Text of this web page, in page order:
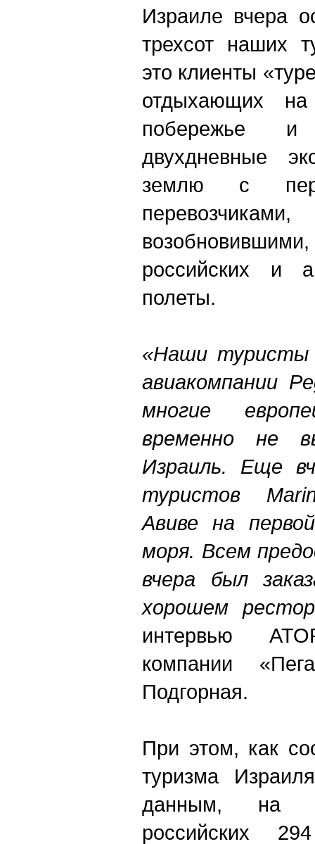
Израиле вчера
трехсот наших
это клиенты
отдыхающих на
побережье
двухдневные
землю с
российских и
полеты.
«Наши туристы
авиакомпании
многие
временно не
Израиль. Еще
туристов
Авиве на
моря. Всем
вчера был
хорошем
интервью
компании
Подгорная.
При этом, как
туризма
данным, на
российских